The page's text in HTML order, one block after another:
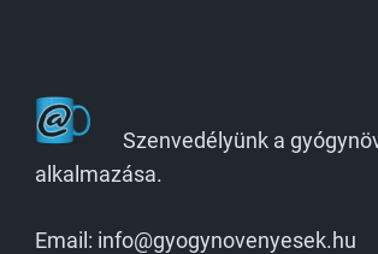
Szenvedélyünk a
alkalmazása.
Email: info@gyogynovenyesek.hu